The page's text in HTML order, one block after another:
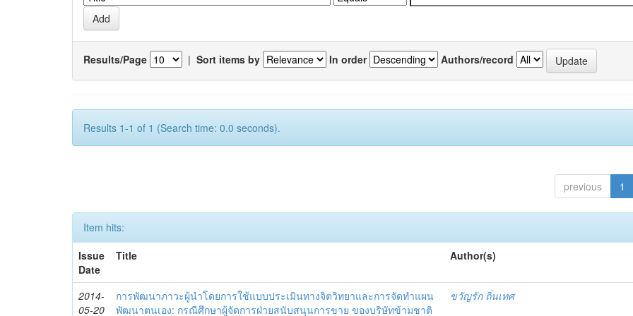
Results/Page | Sort items by In order Authors/record
Results 1-1 of 1 (Search time: 0.0 seconds).
previous 1
Item hits:
Issue
Date
Title Author(s)
2014-
05-20
การพัฒนาภาวะผู้นำโดยการใช้แบบประเมินทางจิตวิทยาและการจัดทำแผน
พัฒนาตนเอง: กรณีศึกษาผู้จัดการฝ่ายสนับสนุนการขาย ของบริษัทข้ามชาติ
ขวัญรัก ถิ่นเทศ